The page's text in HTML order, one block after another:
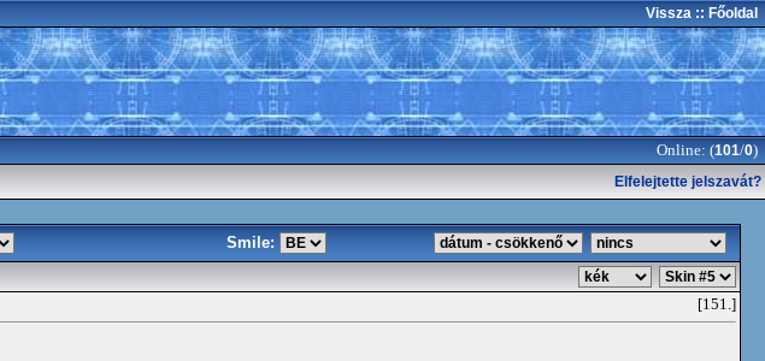
Vissza :: Főoldal
Online: (101/0)
Elfelejtette jelszavát?
Smile:
[151.]